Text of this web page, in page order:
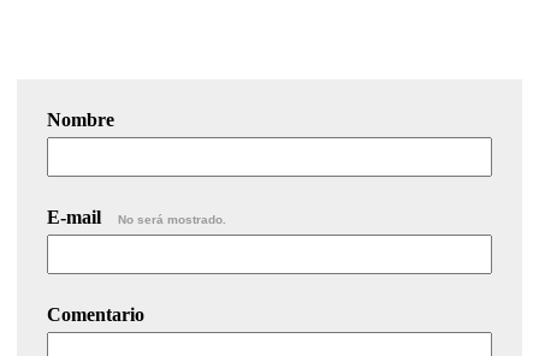
Nombre
E-mail No será mostrado.
Comentario